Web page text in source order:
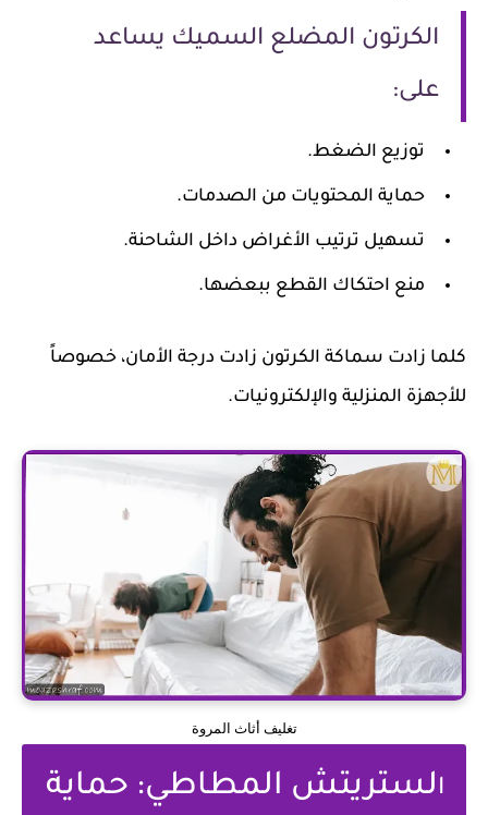
الكرتون المضلع السميك يساعد
على:
توزيع الضغط.
حماية المحتويات من الصدمات.
تسهيل ترتيب الأغراض داخل الشاحنة.
منع احتكاك القطع ببعضها.
كلما زادت سماكة الكرتون زادت درجة الأمان، خصوصاً
للأجهزة المنزلية والإلكترونيات.
تغليف أثاث المروة
ا لستريتش المطاطي: حماية